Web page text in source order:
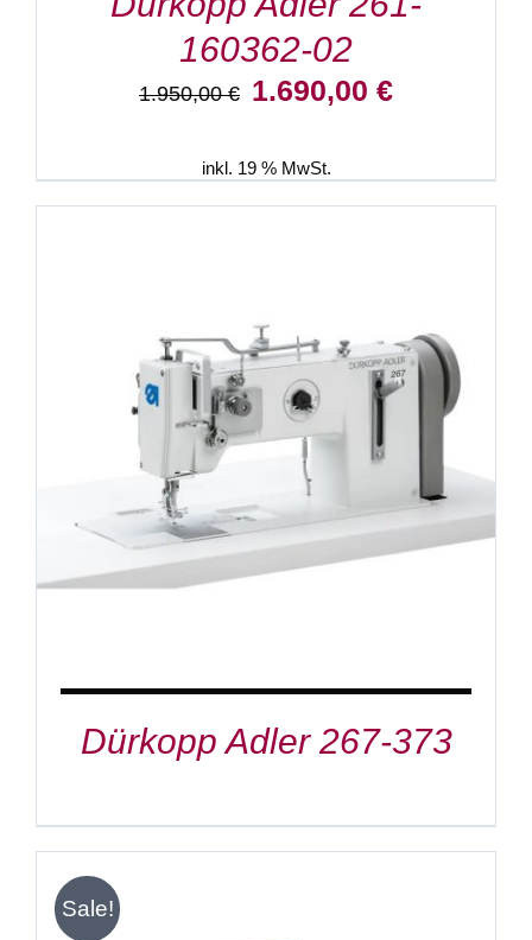
160362-02
1.950,00€ Ursprünglicher
1.950,00 €
1.690,00 €Aktueller
inkl. 19 % MwSt.
DETAILS
Dürkopp Adler 267-373
Sale!